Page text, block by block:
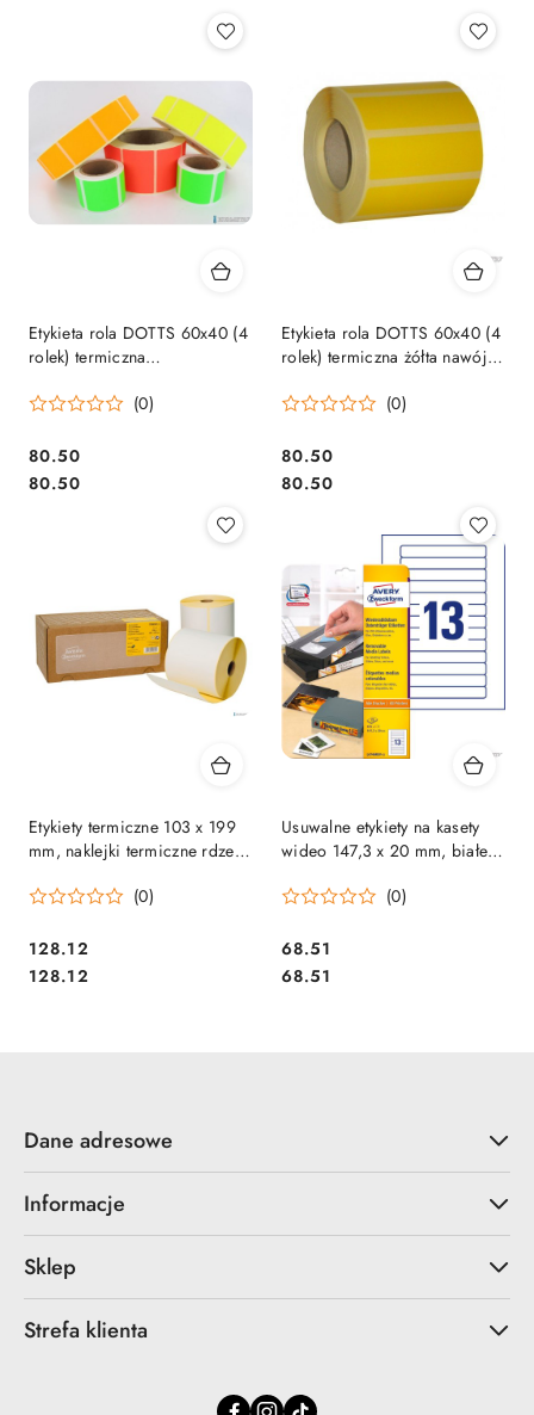
Etykieta rola DOTTS 60x40 (4
rolek) termiczna
1000szt.
(0)
Cena:
80.50
Cena:
80.50
Etykieta rola DOTTS 60x40 (4
rolek) termiczna żółta nawój
(0)
Cena:
80.50
Cena:
80.50
Etykiety termiczne 103 x 199
mm, naklejki termiczne rdzeń
opakowaniu, 350 etykiet w
(0)
Cena:
128.12
Cena:
128.12
Usuwalne etykiety na kasety
wideo 147,3 x 20 mm, białe
usuwalne etykiety papierowe
(0)
Cena:
68.51
Cena:
68.51
Dane adresowe
Informacje
Sklep
Strefa klienta